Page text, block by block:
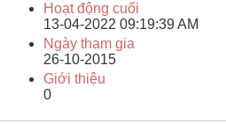
Hoạt động cuối
13-04-2022 09:19:39 AM
Ngày tham gia
26-10-2015
Giới thiệu
0